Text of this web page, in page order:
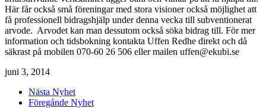
Här får också små föreningar med stora visioner också möjlighet att
få professionell bidragshjälp under denna vecka till subventionerat
arvode. Arvodet kan man dessutom också söka bidrag till. För mer
information och tidsbokning kontakta Uffen Redhe direkt och då
säkrast på mobilen 070-60 26 506 eller mailen uffen@ekubi.se
juni 3, 2014
Nästa Nyhet
Föregånde Nyhet